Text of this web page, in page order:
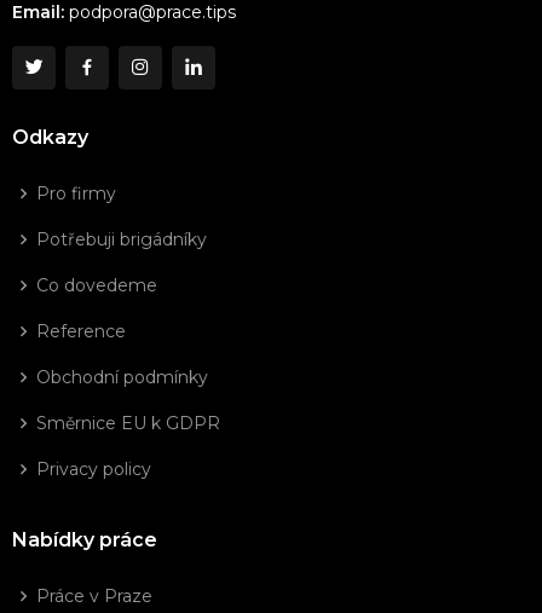
Email: podpora@prace.tips
Odkazy
Pro firmy
Potřebuji brigádníky
Co dovedeme
Reference
Obchodní podmínky
Směrnice EU k GDPR
Privacy policy
Nabídky práce
Práce v Praze